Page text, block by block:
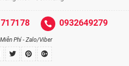
0932649279
Phí - Zalo/Viber